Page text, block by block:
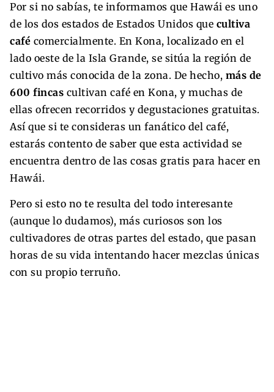
Por si no sabías, te informamos que Hawái es uno
de los dos estados de Estados Unidos que cultiva
café comercialmente. En Kona, localizado en el
lado oeste de la Isla Grande, se sitúa la región de
cultivo más conocida de la zona. De hecho, más de
600 fincas cultivan café en Kona, y muchas de
ellas ofrecen recorridos y degustaciones gratuitas.
Así que si te consideras un fanático del café,
estarás contento de saber que esta actividad se
encuentra dentro de las cosas gratis para hacer en
Hawái.
Pero si esto no te resulta del todo interesante
(aunque lo dudamos), más curiosos son los
cultivadores de otras partes del estado, que pasan
horas de su vida intentando hacer mezclas únicas
con su propio terruño.